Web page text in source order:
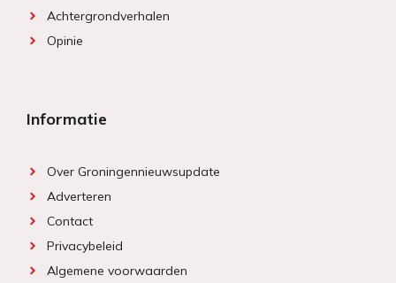
Achtergrondverhalen
Opinie
Informatie
Over Groningennieuwsupdate
Adverteren
Contact
Privacybeleid
Algemene voorwaarden